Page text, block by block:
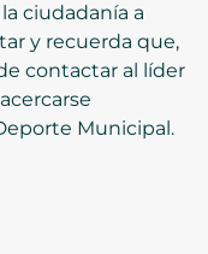
ciudadanía a
y recuerda que,
contactar al líder
Municipal.